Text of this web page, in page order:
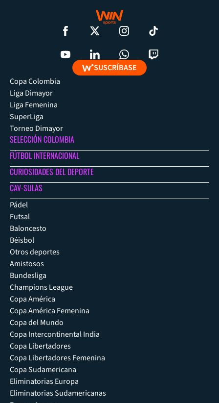
SUSCRÍBASE
Copa Colombia
Liga Dimayor
Liga Femenina
SuperLiga
Torneo Dimayor
SELECCIÓN COLOMBIA
FÚTBOL INTERNACIONAL
CURIOSIDADES DEL DEPORTE
CAV-SULAS
Pádel
Futsal
Baloncesto
Béisbol
Otros deportes
Amistosos
Bundesliga
Champions League
Copa América
Copa América Femenina
Copa del Mundo
Copa Intercontinental India
Copa Libertadores
Copa Libertadores Femenina
Copa Sudamericana
Eliminatorias Europa
Eliminatorias Sudamericanas